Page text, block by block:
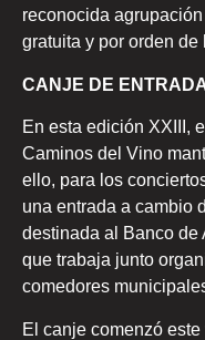
reconocida
gratuita y por orden
CANJE DE
En esta edición XXIII,
Caminos del Vino
ello, para los
una entrada a cambio
destinada al Banco de
que trabaja junto
comedores
El canje comenzó